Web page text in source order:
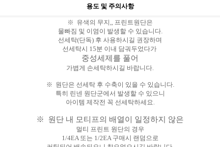
용도 및 주의사항
※ 유색의 무지,, 프린트원단은
물빠짐 및 이염이 발생할 수 있습니다.
선세탁(단독) 후 사용하시길 권장하며
선세탁시 15분 이내 담궈두었다가
중성세제를 풀어
가볍게 손세탁하시길 바랍니다.
※ 원단은 선세탁 후 수축이 있을 수 있습니다.
특히 린넨 원단군에서 발생할 수 있으니
아이템 제작전 꼭 선세탁하세요.
※ 원단 내 모티프의 배열이 일정하지 않은
멀티 프린트 원단의 경우
1/4EA 또는 1/2EA 구매시 랜덤으로